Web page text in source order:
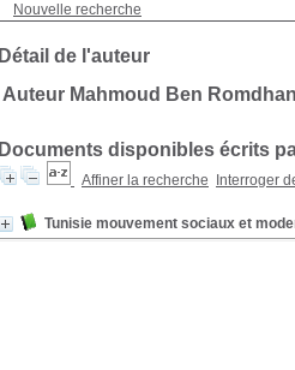
Nouvelle recherche
Détail de l'auteur
Auteur Mahmoud Ben
Documents disponibles écrits
Affiner la recherche Interroger
Tunisie mouvement sociaux et